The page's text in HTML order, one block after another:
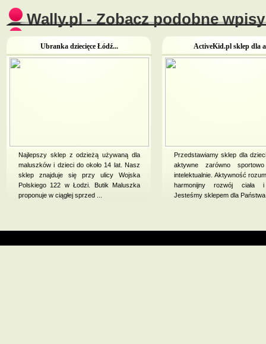
Wally.pl - Zobacz podobne
Ubranka dziecięce Łódź...
Najlepszy sklep z odzieżą używaną dla
maluszków i dzieci do około 14 lat. Nasz
sklep znajduje się przy ulicy Wojska
Polskiego 122 w Łodzi. Butik Maluszka
proponuje w ciągłej sprzed ...
ActiveKid.pl sklep dla
Przedstawiamy sklep dla
aktywne zarówno
intelektualnie. Aktywność
harmonijny rozwój ciała i
Jesteśmy sklepem dla